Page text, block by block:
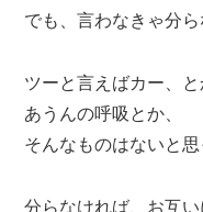
でも、言わなきゃ分ら
ツーと言えばカー、と
あうんの呼吸とか、
そんなものはないと思
分らなければ、お互い